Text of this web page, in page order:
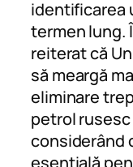
identificarea
termen lung.
reiterat că
să meargă
eliminare
petrol rusesc
considerând
esențială